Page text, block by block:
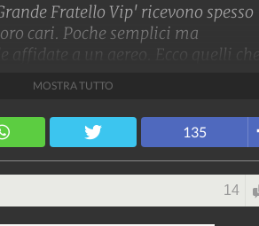
Fratello Vip' ricevono spesso
cari. Poche semplici ma
affidate a un aereo. Ecco quelli
video 76.076 foto
MOSTRA TUTTO
135
14